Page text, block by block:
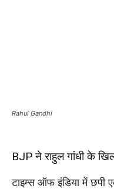
Rahul Gandhi
BJP ने राहुल गांधी के
टाइम्स ऑफ इंडिया में छपी